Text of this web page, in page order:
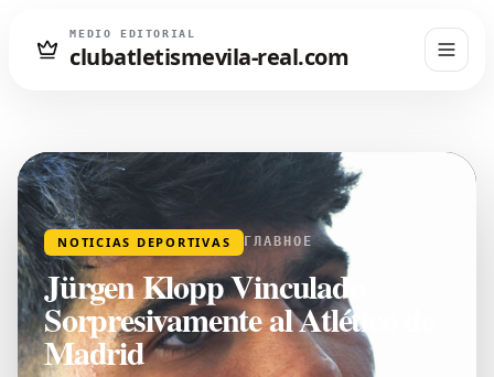
MEDIO EDITORIAL
clubatletismevila-real.com
NOTICIAS DEPORTIVAS ГЛАВНОЕ
Jürgen Klopp Vinculado
Sorpresivamente al Atlético de
Madrid